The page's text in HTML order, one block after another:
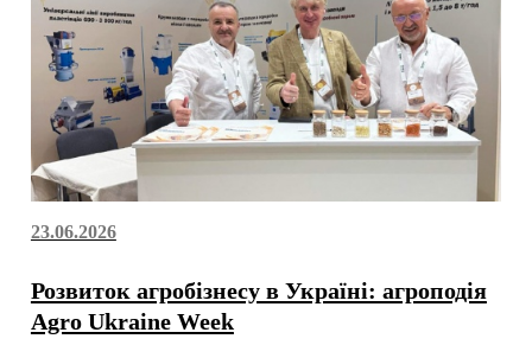
23.06.2026
Розвиток агробізнесу в Україні: агроподія
Agro Ukraine Week